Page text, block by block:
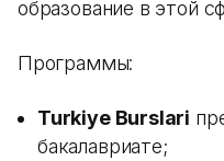
образование в этой
Программы:
Turkiye Burslari
бакалавриате;